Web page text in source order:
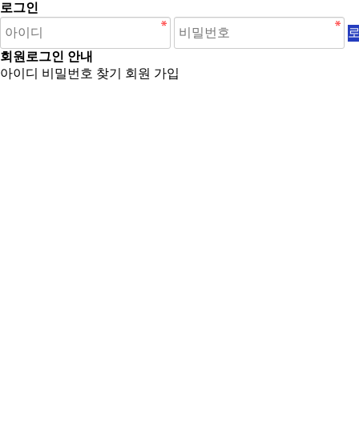
로그인
회원로그인 안내
아이디 비밀번호 찾기
회원 가입